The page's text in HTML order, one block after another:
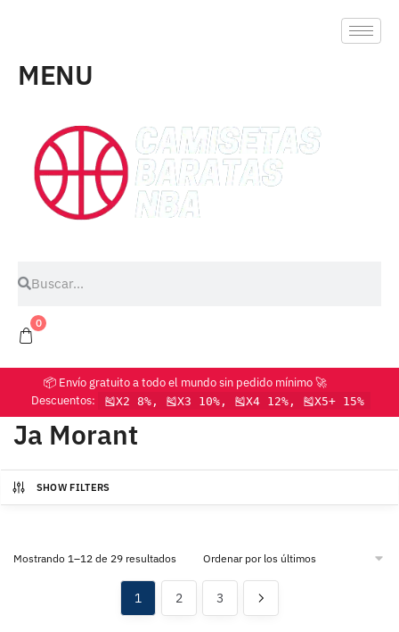
MENU
0
📦 Envío gratuito a todo el mundo sin pedido mínimo 🚀
Descuentos:
🎽X2 8%, 🎽X3 10%, 🎽X4 12%, 🎽X5+ 15%
Ja Morant
SHOW FILTERS
Mostrando 1–12 de 29 resultados
1 2 3